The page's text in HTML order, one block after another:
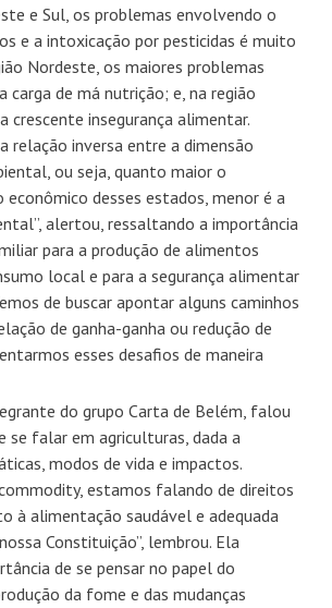
e Sul, os problemas envolvendo o
e a intoxicação por pesticidas é muito
Nordeste, os maiores problemas
carga de má nutrição; e, na região
crescente insegurança alimentar.
relação inversa entre a dimensão
ou seja, quanto maior o
desses estados, menor é a
alertou, ressaltando a importância
para a produção de alimentos
local e para a segurança alimentar
de buscar apontar alguns caminhos
de ganha-ganha ou redução de
esses desafios de maneira
do grupo Carta de Belém, falou
se falar em agriculturas, dada a
modos de vida e impactos.
estamos falando de direitos
à alimentação saudável e adequada
Constituição”, lembrou. Ela
de se pensar no papel do
da fome e das mudanças